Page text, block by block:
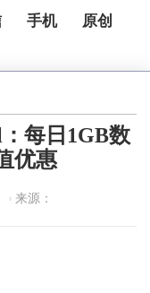
手机
原创
每日1GB数
优惠
来源：